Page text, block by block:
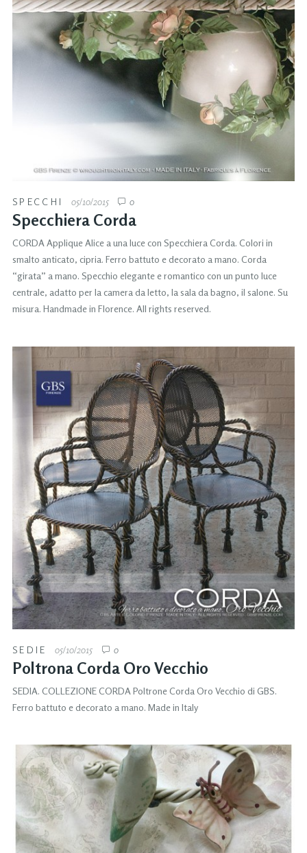
SPECCHI 05/10/2015 0
Specchiera Corda
CORDA Applique Alice a una luce con Specchiera Corda. Colori in
smalto anticato, cipria. Ferro battuto e decorato a mano. Corda
“girata” a mano. Specchio elegante e romantico con un punto luce
centrale, adatto per la camera da letto, la sala da bagno, il salone. Su
misura. Handmade in Florence. All rights reserved.
SEDIE 05/10/2015 0
Poltrona Corda Oro Vecchio
SEDIA. COLLEZIONE CORDA Poltrone Corda Oro Vecchio di GBS.
Ferro battuto e decorato a mano. Made in Italy